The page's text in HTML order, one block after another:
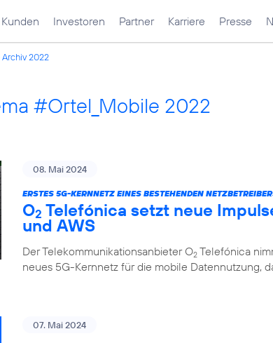
Kunden Investoren Partner Karriere Presse
Archiv 2022
#Ortel_Mobile 2022
08. Mai 2024
ERSTES 5G-KERNNETZ EINES BESTEHENDEN
O2 Telefónica setzt neue
und AWS
Der Telekommunikationsanbieter O2 Telefónica
neues 5G-Kernnetz für die mobile Datennutzung,
07. Mai 2024